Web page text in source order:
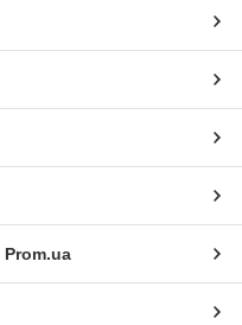
Prom.ua